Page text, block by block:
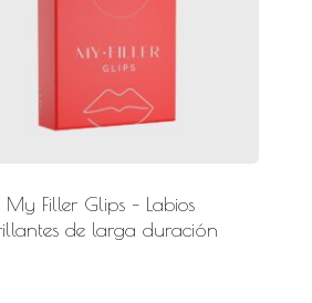
My Filler Glips – Labios
de larga duración